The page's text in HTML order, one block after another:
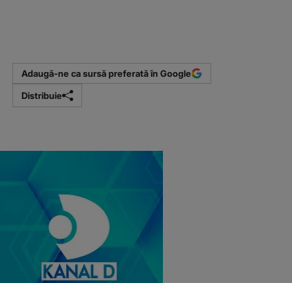
Adaugă-ne ca sursă preferată în Google
Distribuie